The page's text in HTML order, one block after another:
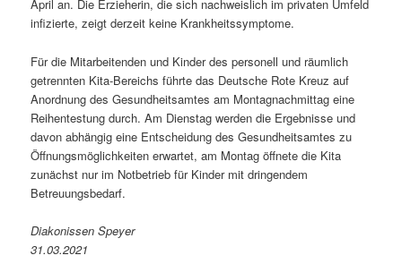
April an. Die Erzieherin, die sich nachweislich im privaten Umfeld
infizierte, zeigt derzeit keine Krankheitssymptome.
Für die Mitarbeitenden und Kinder des personell und räumlich
getrennten Kita-Bereichs führte das Deutsche Rote Kreuz auf
Anordnung des Gesundheitsamtes am Montagnachmittag eine
Reihentestung durch. Am Dienstag werden die Ergebnisse und
davon abhängig eine Entscheidung des Gesundheitsamtes zu
Öffnungsmöglichkeiten erwartet, am Montag öffnete die Kita
zunächst nur im Notbetrieb für Kinder mit dringendem
Betreuungsbedarf.
Diakonissen Speyer
31.03.2021